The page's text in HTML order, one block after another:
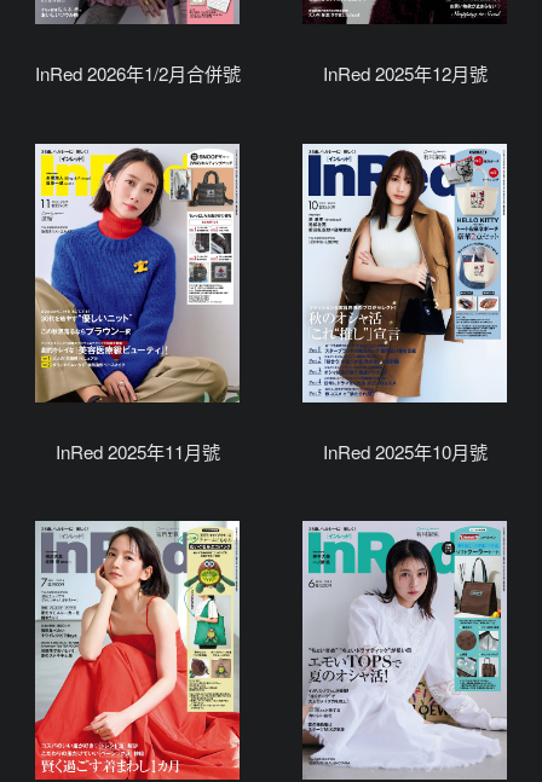
InRed 2026年1/2月合併號 InRed 2025年12月號
InRed 2025年11月號 InRed 2025年10月號